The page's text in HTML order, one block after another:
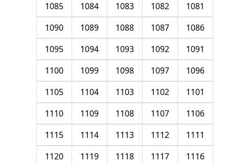
1081
1082
1083
1084
1085
1086
1087
1088
1089
1090
1091
1092
1093
1094
1095
1096
1097
1098
1099
1100
1101
1102
1103
1104
1105
1106
1107
1108
1109
1110
1111
1112
1113
1114
1115
1116
1117
1118
1119
1120